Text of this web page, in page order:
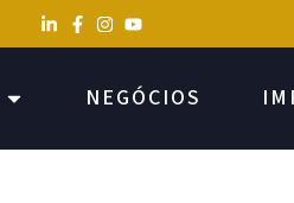
NEGÓCIOS